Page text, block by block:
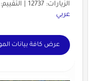
الزيارات: 12737 | التقييم: 1 | المقيّمين: 1 | الدولة:
عربي
عرض كافة بيانات